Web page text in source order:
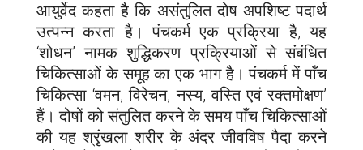
आयुर्वेद कहता है कि असंतुलित दोष अपशिष्ट पदार्थ
उत्पन्न करता है। पंचकर्म एक प्रक्रिया है, यह
‘शोधन’ नामक शुद्धिकरण प्रक्रियाओं से संबंधित
चिकित्साओं के समूह का एक भाग है। पंचकर्म में पाँच
चिकित्सा ‘वमन, विरेचन, नस्य, वस्ति एवं रक्तमोक्षण’
हैं। दोषों को संतुलित करने के समय पाँच चिकित्साओं
की यह श्रृंखला शरीर के अंदर जीवविष पैदा करने